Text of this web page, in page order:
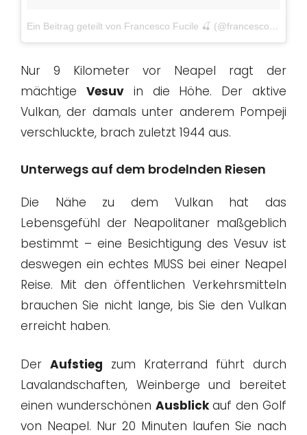
Ein Beitrag geteilt von Francesco Fucile 🍒 (@francesco_fucile)
Nur 9 Kilometer vor Neapel ragt der
mächtige Vesuvin die Höhe. Der aktive
Vulkan, der damals unter anderem Pompeji
verschluckte, brach zuletzt 1944 aus.
Unterwegs auf dem brodelnden Riesen
Die Nähe zu dem Vulkan hat das
Lebensgefühl der Neapolitaner maßgeblich
bestimmt – eine Besichtigung des Vesuv ist
deswegen ein echtes MUSS bei einer Neapel
Reise. Mit den öffentlichen Verkehrsmitteln
brauchen Sie nicht lange, bis Sie den Vulkan
erreicht haben.
Der Aufstieg zum Kraterrand führt durch
Lavalandschaften, Weinberge und bereitet
einen wunderschönen Ausblickauf den Golf
von Neapel. Nur 20 Minuten laufen Sie nach